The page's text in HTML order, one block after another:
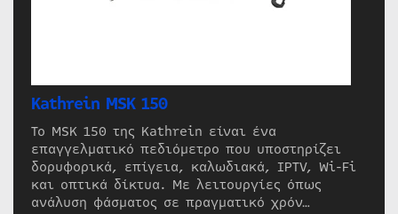
Kathrein MSK 150
Το MSK 150 της Kathrein είναι ένα
επαγγελματικό πεδιόμετρο που υποστηρίζει
δορυφορικά, επίγεια, καλωδιακά, IPTV, Wi-Fi
και οπτικά δίκτυα. Με λειτουργίες όπως
ανάλυση φάσματος σε πραγματικό χρόν…